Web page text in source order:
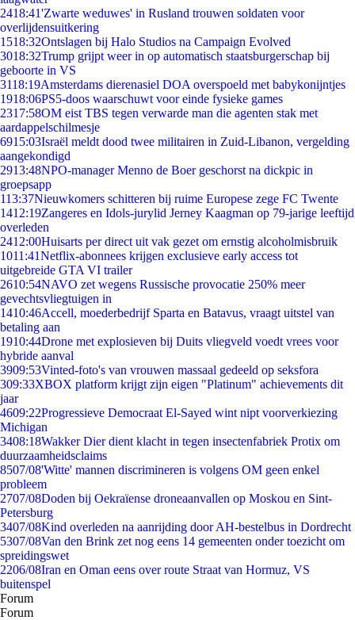
2418:41'Zwarte weduwes' in Rusland trouwen soldaten voor
overlijdensuitkering
1518:32Ontslagen bij Halo Studios na Campaign Evolved
3018:32Trump grijpt weer in op automatisch staatsburgerschap bij
geboorte in VS
3118:19Amsterdams dierenasiel DOA overspoeld met babykonijntjes
1918:06PS5-doos waarschuwt voor einde fysieke games
2317:58OM eist TBS tegen verwarde man die agenten stak met
aardappelschilmesje
6915:03Israël meldt dood twee militairen in Zuid-Libanon, vergelding
aangekondigd
2913:48NPO-manager Menno de Boer geschorst na dickpic in
groepsapp
113:37Nieuwkomers schitteren bij ruime Europese zege FC Twente
1412:19Zangeres en Idols-jurylid Jerney Kaagman op 79-jarige leeftijd
overleden
2412:00Huisarts per direct uit vak gezet om ernstig alcoholmisbruik
1011:41Netflix-abonnees krijgen exclusieve early access tot
uitgebreide GTA VI trailer
2610:54NAVO zet wegens Russische provocatie 250% meer
gevechtsvliegtuigen in
1410:46Accell, moederbedrijf Sparta en Batavus, vraagt uitstel van
betaling aan
1910:44Drone met explosieven bij Duits vliegveld voedt vrees voor
hybride aanval
3909:53Vinted-foto's van vrouwen massaal gedeeld op seksfora
309:33XBOX platform krijgt zijn eigen "Platinum" achievements dit
jaar
4609:22Progressieve Democraat El-Sayed wint nipt voorverkiezing
Michigan
3408:18Wakker Dier dient klacht in tegen insectenfabriek Protix om
duurzaamheidsclaims
8507/08'Witte' mannen discrimineren is volgens OM geen enkel
probleem
2707/08Doden bij Oekraïense droneaanvallen op Moskou en Sint-
Petersburg
3407/08Kind overleden na aanrijding door AH-bestelbus in Dordrecht
5307/08Van den Brink zet nog eens 14 gemeenten onder toezicht om
spreidingswet
2206/08Iran en Oman eens over route Straat van Hormuz, VS
buitenspel
Forum
Forum